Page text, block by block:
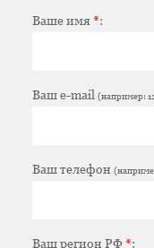
Ваше имя*:
Ваш e-mail (например:
Ваш телефон
Ваш регион РФ*: